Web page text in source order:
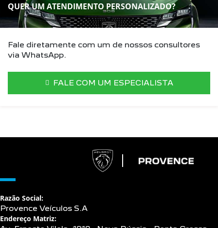
QUER UM ATENDIMENTO PERSONALIZADO?
FALE COM UM ESPECIALISTA
Fale diretamente com um de nossos consultores
via WhatsApp.
Razão Social:
Provence Veículos S.A
Endereço Matriz: